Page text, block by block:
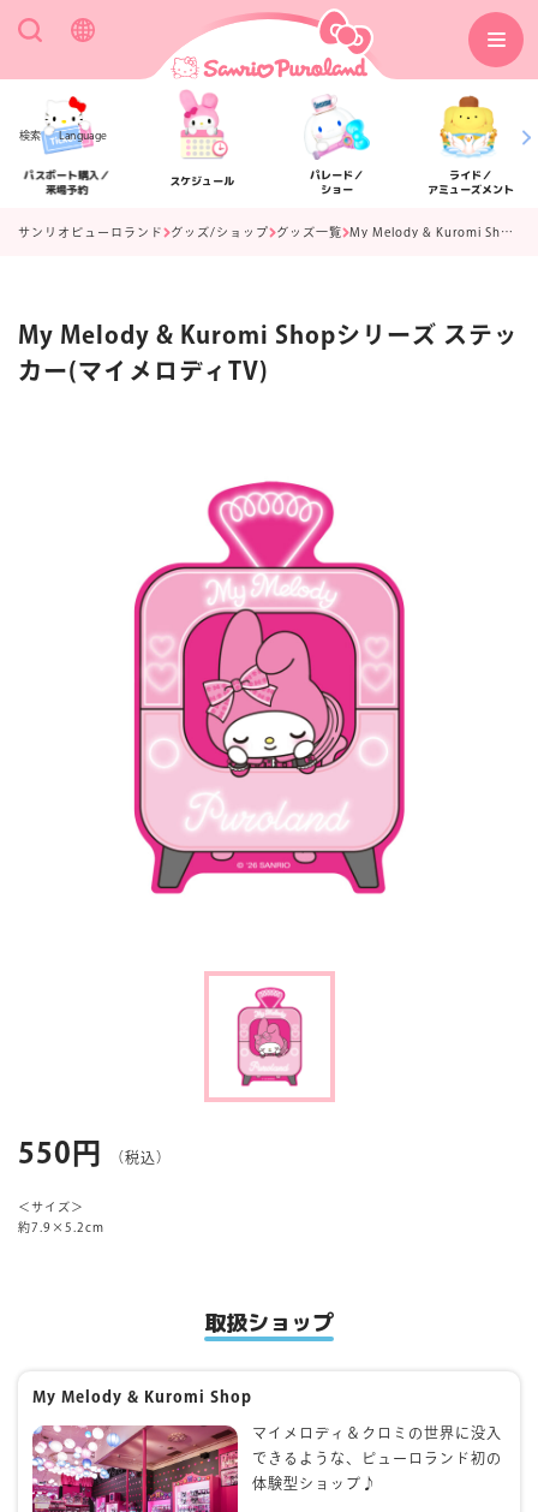
検索 Language
パスポート購入／
来場予約
スケジュール
パレード／
ショー
ライド／
アミューズメント
アクセス フロアマップ
ニュース
サンリオピューロランド グッズ/ショップ グッズ一覧 My Melody & Kuromi Shopシリーズ ステッカー(マイメロディTV)
My Melody & Kuromi Shopシリーズ ステッ
カー(マイメロディTV)
550円 （税込）
＜サイズ＞
約7.9×5.2cm
取扱ショップ
My Melody & Kuromi Shop
マイメロディ＆クロミの世界に没入
できるような、ピューロランド初の
体験型ショップ♪